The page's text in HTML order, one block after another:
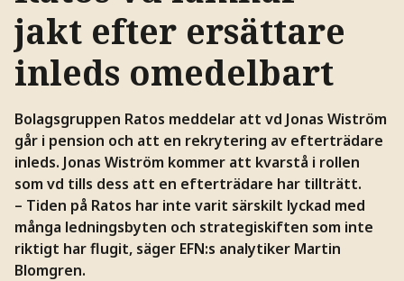
jakt efter ersättare
inleds omedelbart
Bolagsgruppen Ratos meddelar att vd Jonas Wiström
går i pension och att en rekrytering av efterträdare
inleds. Jonas Wiström kommer att kvarstå i rollen
som vd tills dess att en efterträdare har tillträtt.
– Tiden på Ratos har inte varit särskilt lyckad med
många ledningsbyten och strategiskiften som inte
riktigt har flugit, säger EFN:s analytiker Martin
Blomgren.